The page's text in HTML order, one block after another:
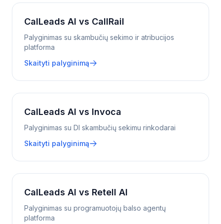
CalLeads AI vs CallRail
Palyginimas su skambučių sekimo ir atribucijos
platforma
Skaityti palyginimą
CalLeads AI vs Invoca
Palyginimas su DI skambučių sekimu rinkodarai
Skaityti palyginimą
CalLeads AI vs Retell AI
Palyginimas su programuotojų balso agentų
platforma